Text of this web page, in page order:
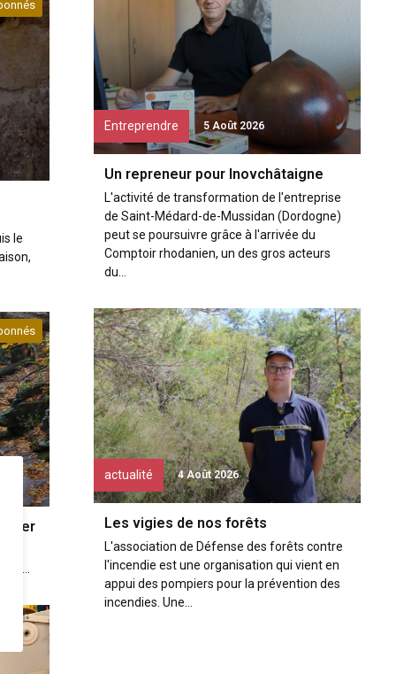
le
Entreprendre 5 Août 2026
Un repreneur pour Inovchâtaigne
L'activité de transformation de l'entreprise
de Saint-Médard-de-Mussidan (Dordogne)
peut se poursuivre grâce à l'arrivée du
Comptoir rhodanien, un des gros acteurs
du...
actualité 4 Août 2026
Les vigies de nos forêts
L'association de Défense des forêts contre
l'incendie est une organisation qui vient en
appui des pompiers pour la prévention des
incendies. Une...